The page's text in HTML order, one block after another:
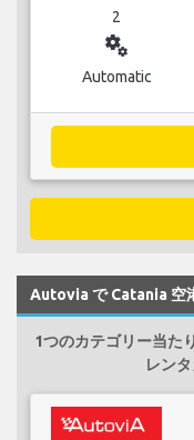
2
miscellaneous_services
Automatic
Autovia で Catania 空
1つのカテゴリー当た
レン